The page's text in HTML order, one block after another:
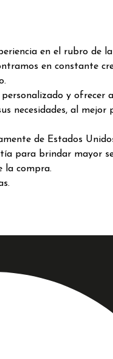
en el rubro de
en constante
y ofrecer
necesidades, al mejor
de Estados
para brindar mayor
la compra.